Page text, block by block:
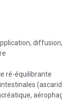
ré-équilibrante